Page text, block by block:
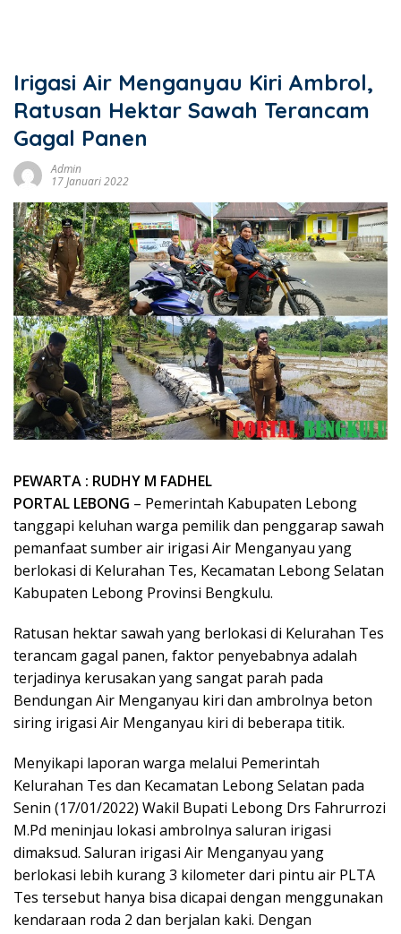
Irigasi Air Menganyau Kiri Ambrol,
Ratusan Hektar Sawah Terancam
Gagal Panen
Admin
17 Januari 2022
PEWARTA : RUDHY M FADHEL
PORTAL LEBONG – Pemerintah Kabupaten Lebong
tanggapi keluhan warga pemilik dan penggarap sawah
pemanfaat sumber air irigasi Air Menganyau yang
berlokasi di Kelurahan Tes, Kecamatan Lebong Selatan
Kabupaten Lebong Provinsi Bengkulu.
Ratusan hektar sawah yang berlokasi di Kelurahan Tes
terancam gagal panen, faktor penyebabnya adalah
terjadinya kerusakan yang sangat parah pada
Bendungan Air Menganyau kiri dan ambrolnya beton
siring irigasi Air Menganyau kiri di beberapa titik.
Menyikapi laporan warga melalui Pemerintah
Kelurahan Tes dan Kecamatan Lebong Selatan pada
Senin (17/01/2022) Wakil Bupati Lebong Drs Fahrurrozi
M.Pd meninjau lokasi ambrolnya saluran irigasi
dimaksud. Saluran irigasi Air Menganyau yang
berlokasi lebih kurang 3 kilometer dari pintu air PLTA
Tes tersebut hanya bisa dicapai dengan menggunakan
kendaraan roda 2 dan berjalan kaki. Dengan